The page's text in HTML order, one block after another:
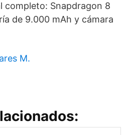
completo: Snapdragon 8
de 9.000 mAh y cámara
M.